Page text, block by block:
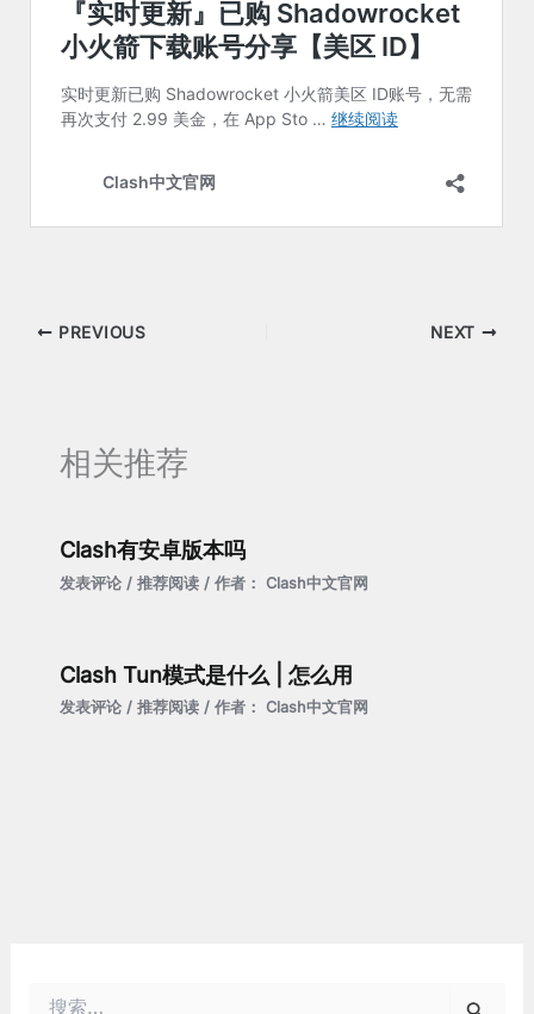
PREVIOUS NEXT
相关推荐
Clash有安卓版本吗
发表评论 / 推荐阅读/ 作者： Clash中文官网
Clash Tun模式是什么 | 怎么用
发表评论 / 推荐阅读/ 作者： Clash中文官网